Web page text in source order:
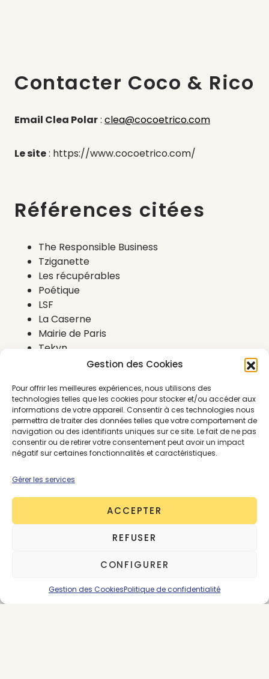
Gestion des Cookies
Pour offrir les meilleures expériences, nous utilisons des
technologies telles que les cookies pour stocker et/ou accéder aux
informations de votre appareil. Consentir à ces technologies nous
permettra de traiter des données telles que votre comportement de
navigation ou des identifiants uniques sur ce site. Le fait de ne pas
consentir ou de retirer votre consentement peut avoir un impact
négatif sur certaines fonctionnalités et caractéristiques.
Gérer les services
ACCEPTER
REFUSER
CONFIGURER
Gestion des CookiesPolitique de confidentialité
Contacter Coco & Rico
Email Clea Polar: clea@cocoetrico.com
Le site: https://www.cocoetrico.com/
Références citées
The Responsible Business
Tziganette
Les récupérables
Poétique
LSF
La Caserne
Mairie de Paris
Tekyn
GOOD ONE